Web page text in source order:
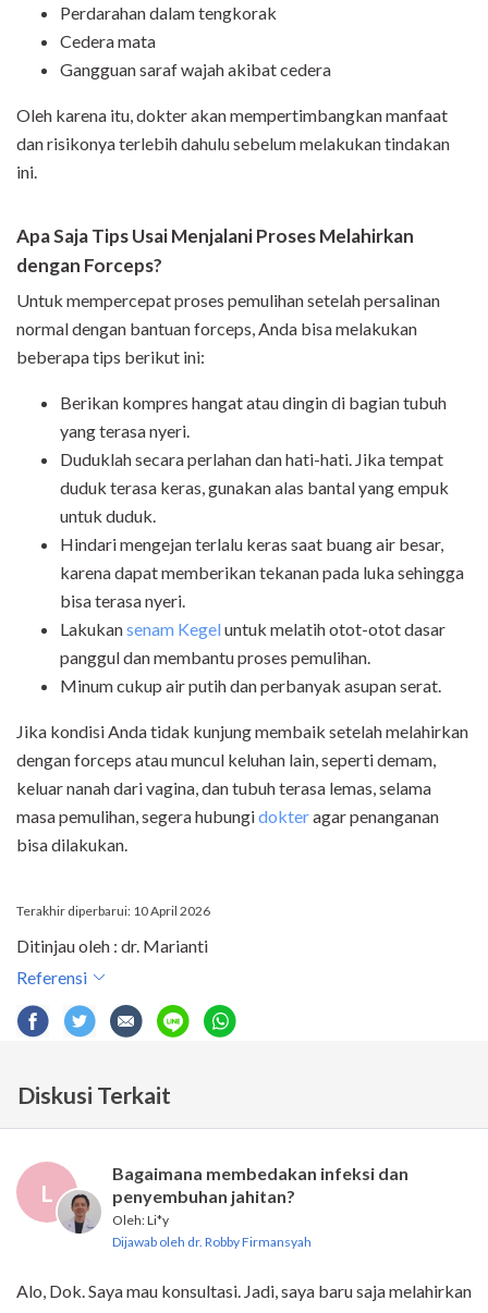
Perdarahan dalam tengkorak
Cedera mata
Gangguan saraf wajah akibat cedera
Oleh karena itu, dokter akan mempertimbangkan manfaat
dan risikonya terlebih dahulu sebelum melakukan tindakan
ini.
Apa Saja Tips Usai Menjalani Proses Melahirkan
dengan Forceps?
Untuk mempercepat proses pemulihan setelah persalinan
normal dengan bantuan forceps, Anda bisa melakukan
beberapa tips berikut ini:
Berikan kompres hangat atau dingin di bagian tubuh
yang terasa nyeri.
Duduklah secara perlahan dan hati-hati. Jika tempat
duduk terasa keras, gunakan alas bantal yang empuk
untuk duduk.
Hindari mengejan terlalu keras saat buang air besar,
karena dapat memberikan tekanan pada luka sehingga
bisa terasa nyeri.
Lakukansenam Kegeluntuk melatih otot-otot dasar
panggul dan membantu proses pemulihan.
Minum cukup air putih dan perbanyak asupan serat.
Jika kondisi Anda tidak kunjung membaik setelah melahirkan
dengan forceps atau muncul keluhan lain, seperti demam,
keluar nanah dari vagina, dan tubuh terasa lemas, selama
masa pemulihan, segera hubungidokteragar penanganan
bisa dilakukan.
Terakhir diperbarui: 10 April 2026